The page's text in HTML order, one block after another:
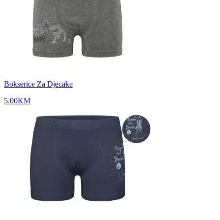
Bokserice Za Djecake
5.00KM